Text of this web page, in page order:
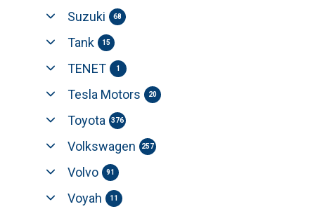
Suzuki 68
Tank 15
TENET 1
Tesla Motors 20
Toyota 376
Volkswagen 257
Volvo 91
Voyah 11